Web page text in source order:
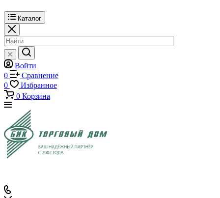
Каталог
Войти
0
Сравнение
0
Избранное
0 Корзина